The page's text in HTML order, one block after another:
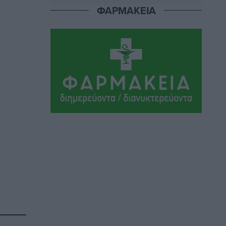
Η φωτιά είναι στην Πάρο αλλά ο
καπνός φτάνει στη Ρόδο
πριν 38 λεπτά
Η Meridiam ξεκλειδώνει τις έρευνες
βυθού στη θαλάσσια περιοχή Κάσου
και Καρπάθου
ΦΑΡΜΑΚΕΙΑ